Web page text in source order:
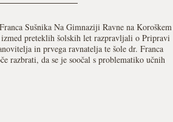
Sušnika Na Gimnaziji Ravne na Koroškem
preteklih šolskih let razpravljali o Pripravi
in prvega ravnatelja te šole dr. Franca
razbrati, da se je soočal s problematiko učnih